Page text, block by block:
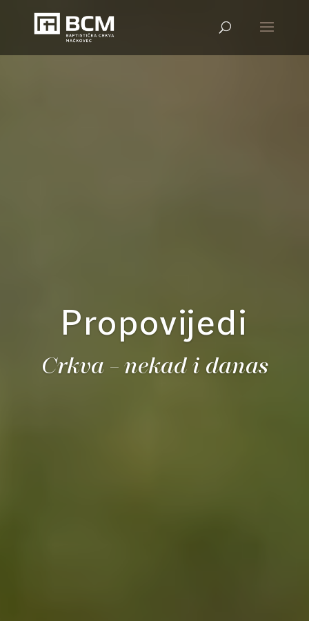
Propovijedi
Crkva – nekad i danas